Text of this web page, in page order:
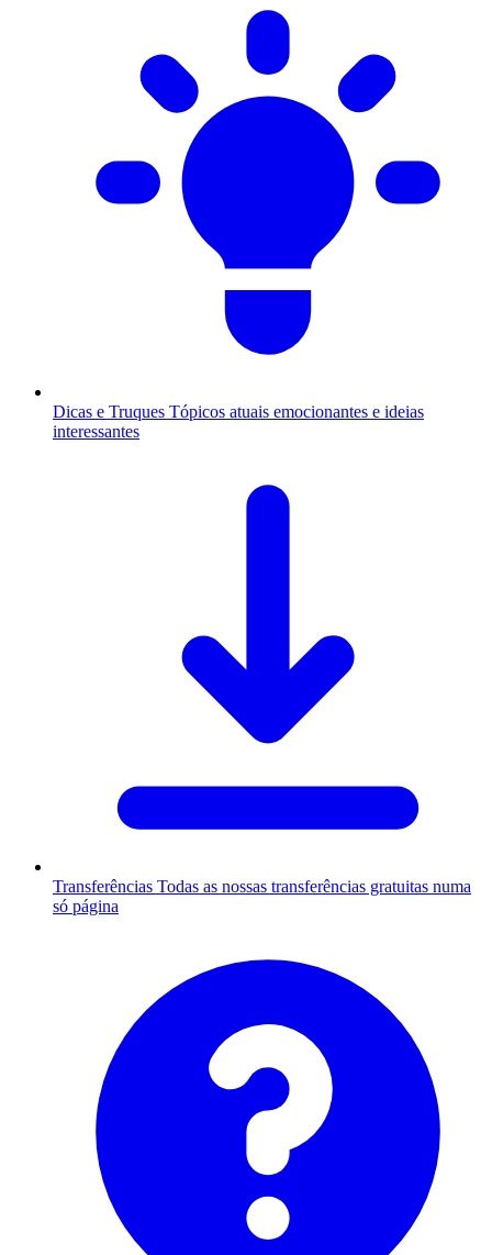
Dicas e Truques Tópicos atuais emocionantes e ideias
interessantes
Transferências Todas as nossas transferências gratuitas numa
só página